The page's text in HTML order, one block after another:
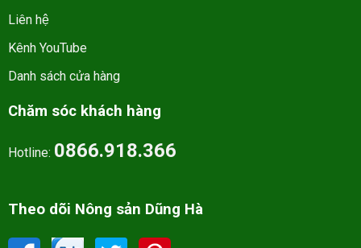
Liên hệ
Kênh YouTube
Danh sách cửa hàng
Chăm sóc khách hàng
Hotline: 0866.918.366
Theo dõi Nông sản Dũng Hà